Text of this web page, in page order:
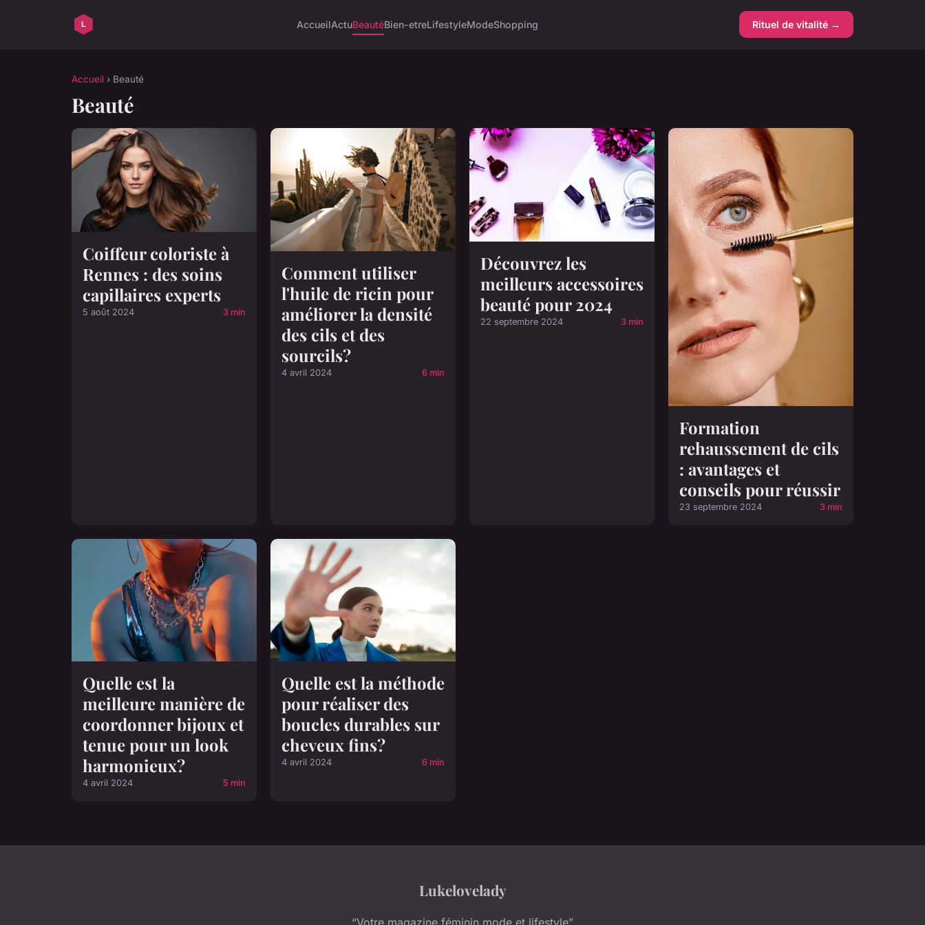
AccueilActuBeautéBien-etreLifestyleModeShopping Rituel de vitalité →
Accueil › Beauté
Beauté
Coiffeur coloriste à
Rennes : des soins
capillaires experts
5 août 2024 3 min
Comment utiliser
l'huile de ricin pour
améliorer la densité
des cils et des
sourcils?
4 avril 2024 6 min
Découvrez les
meilleurs accessoires
beauté pour 2024
22 septembre 2024 3 min
Formation
rehaussement de cils
: avantages et
conseils pour réussir
23 septembre 2024 3 min
Quelle est la
meilleure manière de
coordonner bijoux et
tenue pour un look
harmonieux?
4 avril 2024 5 min
Quelle est la méthode
pour réaliser des
boucles durables sur
cheveux fins?
4 avril 2024 6 min
Lukelovelady